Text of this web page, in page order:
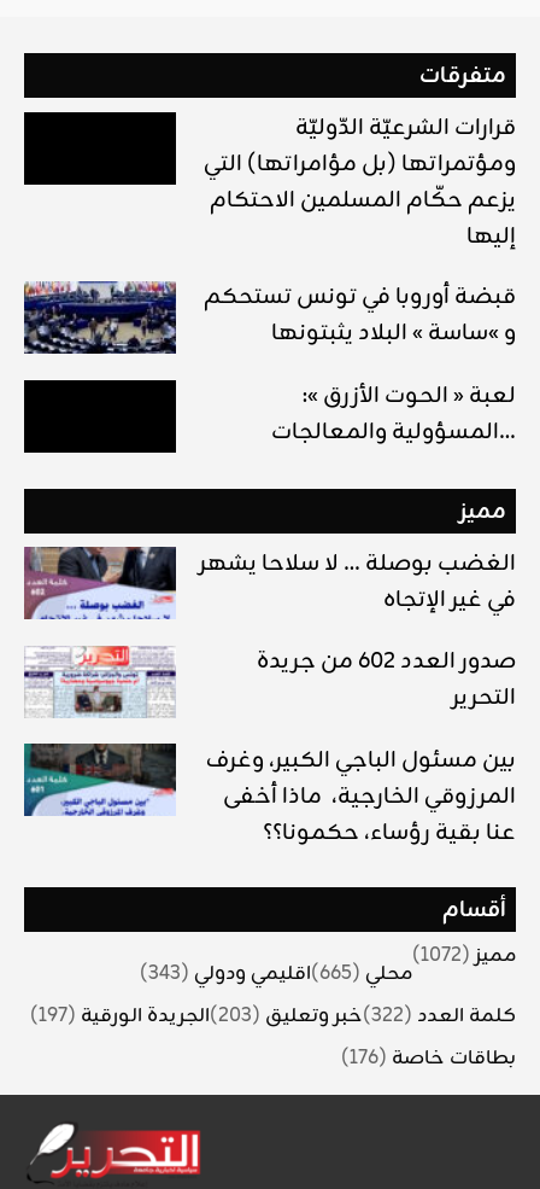
متفرقات
قرارات الشرعيّة الدّوليّة
ومؤتمراتها (بل مؤامراتها) التي
يزعم حكّام المسلمين الاحتكام
إليها
قبضة أوروبا في تونس تستحكم
و »ساسة » البلاد يثبتونها
لعبة « الحوت الأزرق »:
المسؤولية والمعالجات…
مميز
الغضب بوصلة … لا سلاحا يشهر
في غير الإتجاه
صدور العدد 602 من جريدة
التحرير
بين مسئول الباجي الكبير، وغرف
المرزوقي الخارجية، ماذا أخفى
عنا بقية رؤساء، حكمونا؟؟
أقسام
مميز(1072)
محلي (665) اقليمي ودولي (343)
كلمة العدد (322) خبر وتعليق (203) الجريدة الورقية (197)
بطاقات خاصة (176)